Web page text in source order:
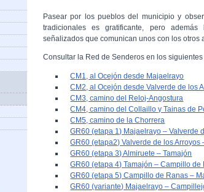
Pasear por los pueblos del municipio y
tradicionales es gratificante, pero
señalizados que comunican unos con los otros
Consultar la Red de Senderos en los
CM1, al Ocejón desde Majaelrayo
CM2, al Ocejón desde Valverde de los
CM3, camino del Reloj-Angostura
CM4, camino del Collaillo y Tainas de
CM5, camino de la Chorrera
GR60 (etapa 1) Majaelrayo – Valverde
GR60 (etapa2) Valverde de los Arroyos
GR60 (etapa 3) Almiruete – Tamajón
GR60 (etapa 4) Tamajón – Campillo de
GR60 (etapa 5) Campillo de Ranas –
GR60 (variante) Majaelrayo –